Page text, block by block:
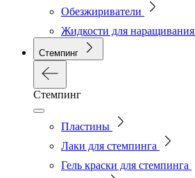
Обезжириватели
Жидкости для наращивания
Стемпинг
Стемпинг
Пластины
Лаки для стемпинга
Гель краски для стемпинга